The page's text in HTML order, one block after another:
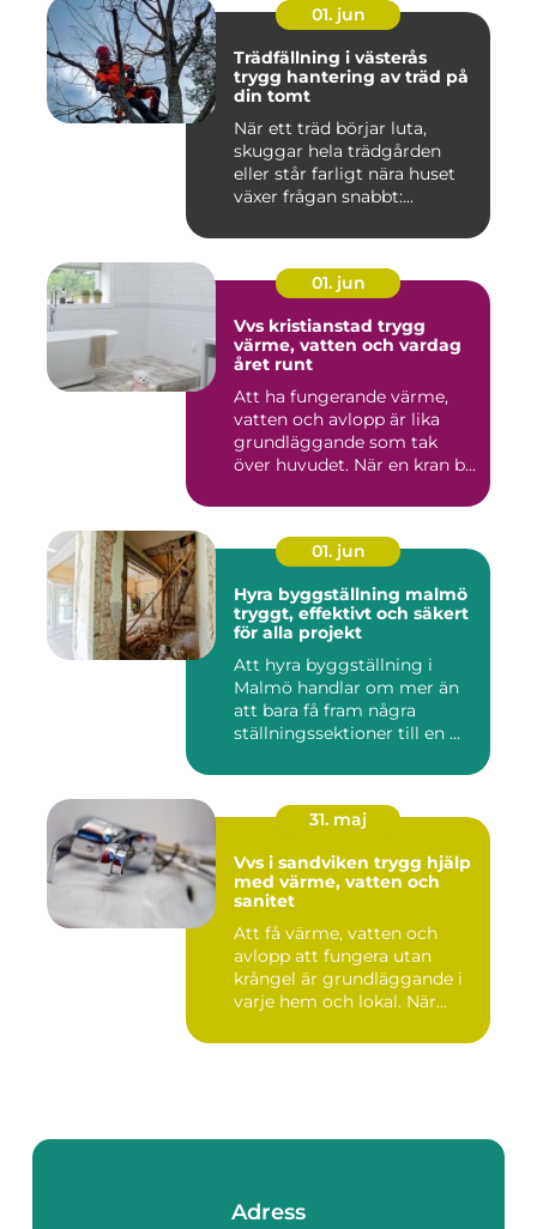
01. jun
Trädfällning i västerås
trygg hantering av träd på
din tomt
När ett träd börjar luta,
skuggar hela trädgården
eller står farligt nära huset
växer frågan snabbt:...
01. jun
Vvs kristianstad trygg
värme, vatten och vardag
året runt
Att ha fungerande värme,
vatten och avlopp är lika
grundläggande som tak
över huvudet. När en kran b...
01. jun
Hyra byggställning malmö
tryggt, effektivt och säkert
för alla projekt
Att hyra byggställning i
Malmö handlar om mer än
att bara få fram några
ställningssektioner till en ...
31. maj
Vvs i sandviken trygg hjälp
med värme, vatten och
sanitet
Att få värme, vatten och
avlopp att fungera utan
krångel är grundläggande i
varje hem och lokal. När...
Adress